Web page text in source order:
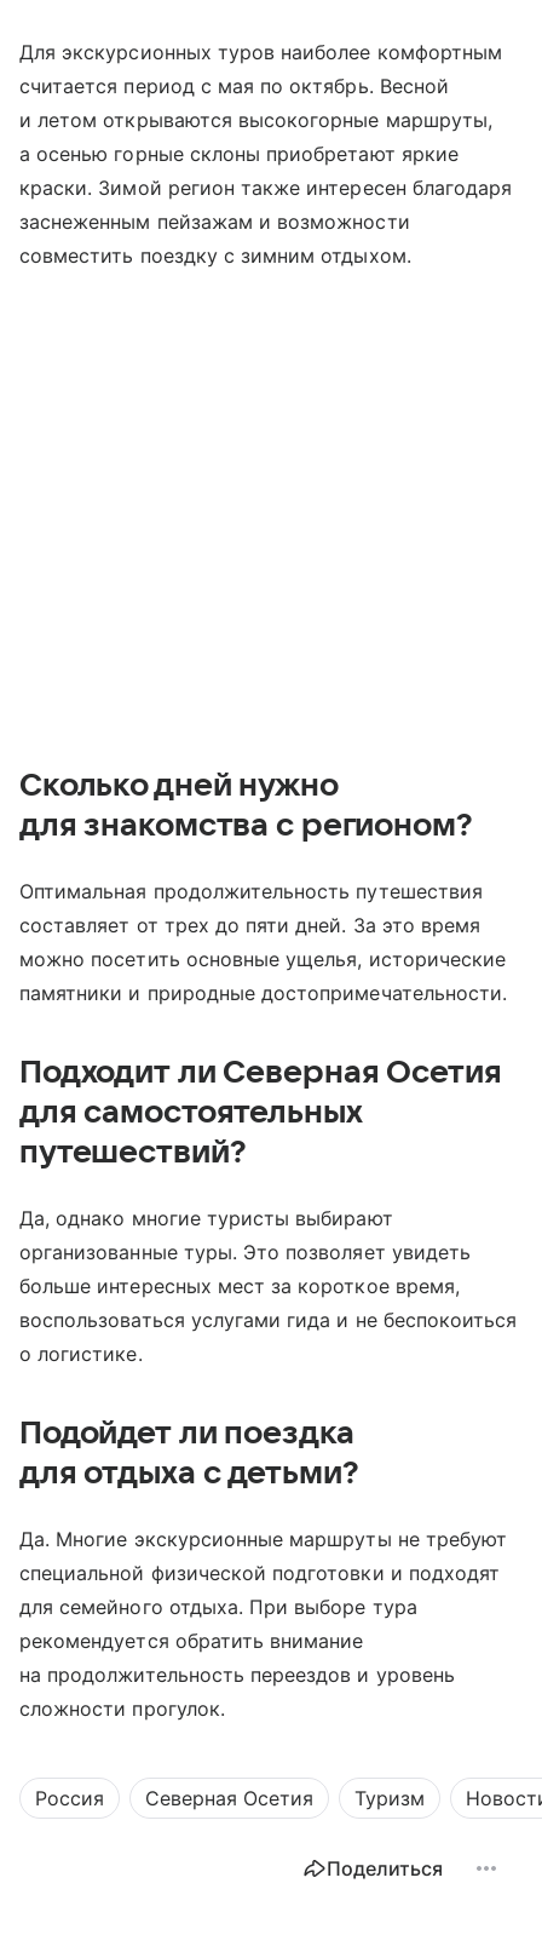
Для экскурсионных туров наиболее комфортным
считается период с мая по октябрь. Весной
и летом открываются высокогорные маршруты,
а осенью горные склоны приобретают яркие
краски. Зимой регион также интересен благодаря
заснеженным пейзажам и возможности
совместить поездку с зимним отдыхом.
Сколько дней нужно
для знакомства с регионом?
Оптимальная продолжительность путешествия
составляет от трех до пяти дней. За это время
можно посетить основные ущелья, исторические
памятники и природные достопримечательности.
Подходит ли Северная Осетия
для самостоятельных
путешествий?
Да, однако многие туристы выбирают
организованные туры. Это позволяет увидеть
больше интересных мест за короткое время,
воспользоваться услугами гида и не беспокоиться
о логистике.
Подойдет ли поездка
для отдыха с детьми?
Да. Многие экскурсионные маршруты не требуют
специальной физической подготовки и подходят
для семейного отдыха. При выборе тура
рекомендуется обратить внимание
на продолжительность переездов и уровень
сложности прогулок.
Россия Северная Осетия Туризм
Поделиться